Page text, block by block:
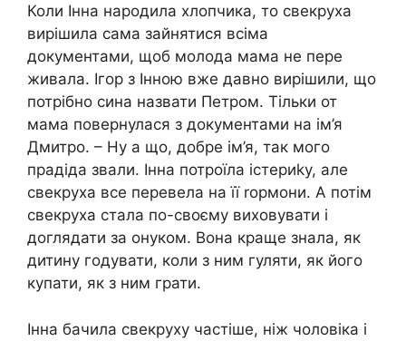
Коли Інна народила хлопчика, то свекруха
вирішила сама зайнятися всіма
документами, щоб молода мама не пере
живала. Ігор з Інною вже давно вирішили, що
потрібно сина назвати Петром. Тільки от
мама повернулася з документами на ім’я
Дмитро. – Ну а що, добре ім’я, так мого
прадіда звали. Інна потроїла істериkу, але
свекруха все перевела на її rормони. А потім
свекруха стала по-своєму виховувати і
доглядати за онуком. Вона краще знала, як
дитину годувати, коли з ним гуляти, як його
купати, як з ним грати.
Інна бачила свекруху частіше, ніж чоловіка і